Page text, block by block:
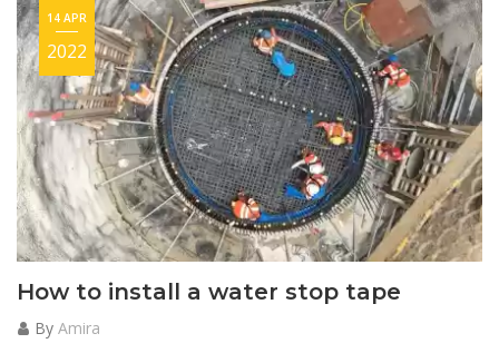
How to install a water stop tape
14 APR
2022
By Amira